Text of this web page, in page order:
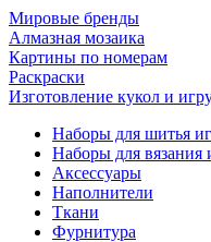
Мировые бренды
Алмазная мозаика
Картины по номерам
Раскраски
Изготовление кукол и
Наборы для шитья
Наборы для вязания
Аксессуары
Наполнители
Ткани
Фурнитура